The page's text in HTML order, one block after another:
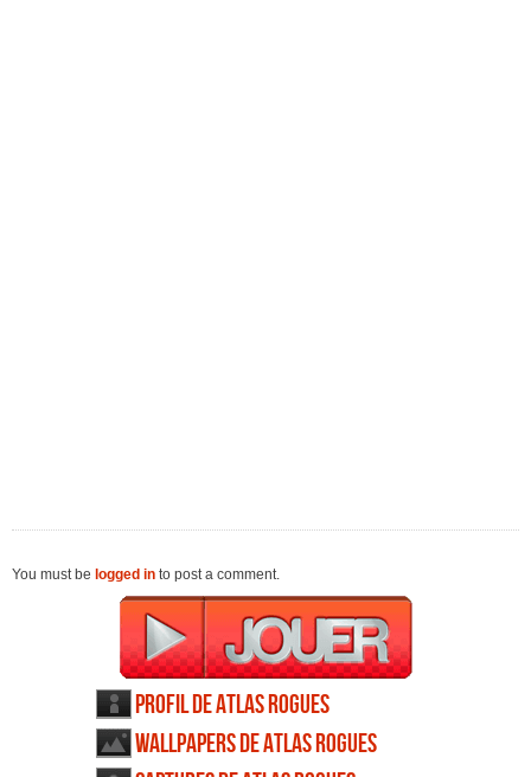
You must be logged in to post a comment.
Profil de Atlas Rogues
Wallpapers de Atlas Rogues